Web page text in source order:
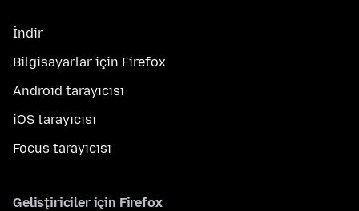
İndir
Bilgisayarlar için Firefox
Android tarayıcısı
iOS tarayıcısı
Focus tarayıcısı
Geliştiriciler için Firefox